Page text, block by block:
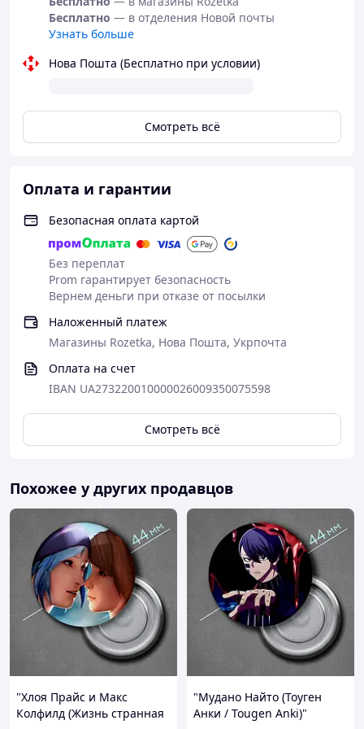
Форма: круглая.
Фиксации металлических предметов.
1 х Магнит с Крючком Неодимовый.
* Внешний вид товара может незначительно отличаться от
фотографий на сайте.
Бесплатно — в отделения Новой почты
Узнать больше
Нова Пошта (Бесплатно при условии)
Смотреть всё
Оплата и гарантии
Безопасная оплата картой
Без переплат
Prom гарантирует безопасность
Вернем деньги при отказе от посылки
Наложенный платеж
Магазины Rozetka, Нова Пошта, Укрпочта
Оплата на счет
IBAN UA273220010000026009350075598
Смотреть всё
Похожее у других продавцов
"Хлоя Прайс и Макс
Колфилд (Жизнь странная
"Мудано Найто (Тоуген
Анки / Tougen Anki)"